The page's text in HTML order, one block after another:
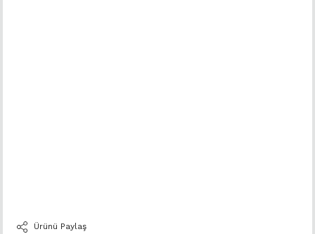
Ürünü Paylaş